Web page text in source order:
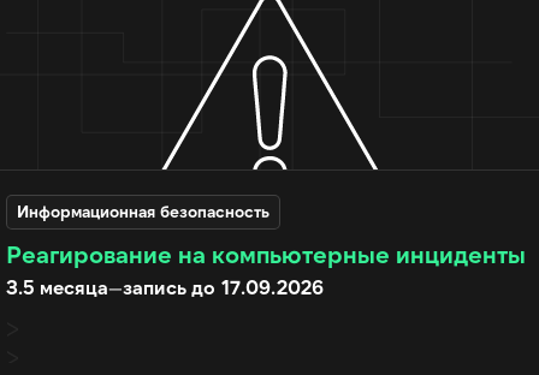
Информационная безопасность
Реагирование на компьютерные инциденты
3.5 месяца—запись до 17.09.2026